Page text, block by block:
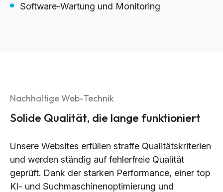
Software-Wartung und Monitoring
Nachhaltige Web-Technik
Solide Qualität, die lange funktioniert
Unsere Websites erfüllen straffe Qualitätskriterien
und werden ständig auf fehlerfreie Qualität
geprüft. Dank der starken Performance, einer top
KI- und Suchmaschinenoptimierung und